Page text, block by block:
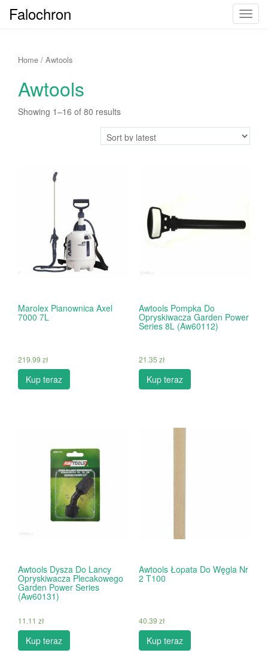
T
v
i
n
Falochron
Home / Awtools
Awtools
Showing 1–16 of 80 results
Marolex Pianownica Axel
7000 7L
219.99 zł
Kup teraz
Awtools Pompka Do
Opryskiwacza Garden Power
Series 8L (Aw60112)
21.35 zł
Kup teraz
Awtools Dysza Do Lancy
Opryskiwacza Plecakowego
Garden Power Series
(Aw60131)
11.11 zł
Kup teraz
Awtools Łopata Do Węgla Nr
2 T100
40.39 zł
Kup teraz